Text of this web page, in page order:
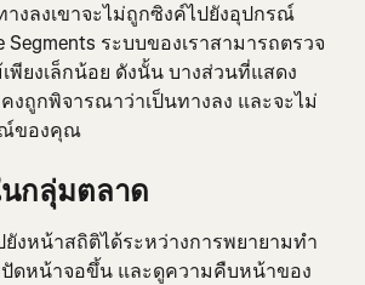
งลงเขาจะไม่ถูกซิงค์ไปยังอุปกรณ์
Segments ระบบของเราสามารถตรวจ
พียงเล็กน้อย ดังนั้น บางส่วนที่แสดง
งถูกพิจารณาว่าเป็นทางลง และจะไม่
ณ์ของคุณ
กลุ่มตลาด
งหน้าสถิติได้ระหว่างการพยายามทำ
ปัดหน้าจอขึ้น และดูความคืบหน้าของ